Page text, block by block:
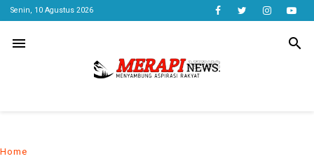
Senin, 10 Agustus 2026
menu search
Home